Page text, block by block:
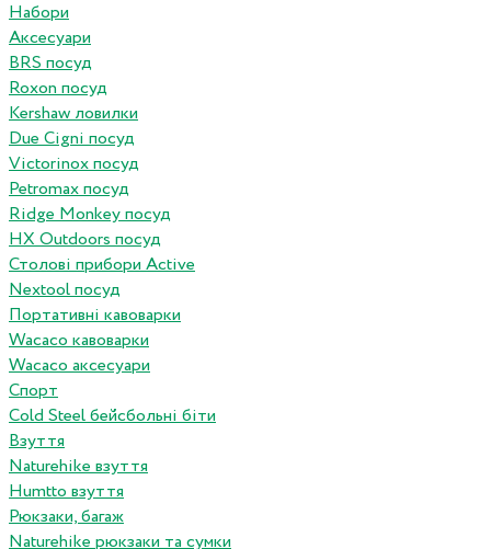
Набори
Аксесуари
BRS посуд
Roxon посуд
Kershaw ловилки
Due Cigni посуд
Victorinox посуд
Petromax посуд
Ridge Monkey посуд
HX Outdoors посуд
Столові прибори Active
Nextool посуд
Портативні кавоварки
Wacaco кавоварки
Wacaco аксесуари
Спорт
Cold Steel бейсбольні біти
Взуття
Naturehike взуття
Humtto взуття
Рюкзаки, багаж
Naturehike рюкзаки та сумки